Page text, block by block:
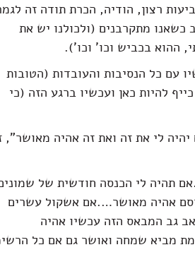
רצון, הודיה, הכרת תודה זה
כשאנו מתקרבנים (ולכולנו יש את
ההוא בכביש וכו' וכו').
עם כל הנסיבות והעובדות (הטובות
להיות כאן ועכשיו ברגע הזה (כי
לי את זה ואת זה אהיה מאושר",
תהיה לי הכנסה חודשית של
אהיה מאושר….אם אשקול עשרים
גב המבאס הזה עכשיו אהיה
מביא שמחה ואושר גם אם כל